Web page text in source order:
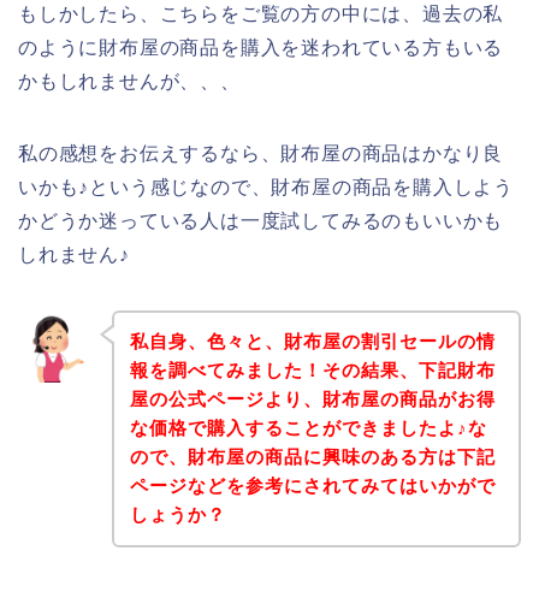
もしかしたら、こちらをご覧の方の中には、過去の私
のように財布屋の商品を購入を迷われている方もいる
かもしれませんが、、、
私の感想をお伝えするなら、財布屋の商品はかなり良
いかも♪という感じなので、財布屋の商品を購入しよう
かどうか迷っている人は一度試してみるのもいいかも
しれません♪
私自身、色々と、財布屋の割引セールの情
報を調べてみました！その結果、下記財布
屋の公式ページより、財布屋の商品がお得
な価格で購入することができましたよ♪な
ので、財布屋の商品に興味のある方は下記
ページなどを参考にされてみてはいかがで
しょうか？